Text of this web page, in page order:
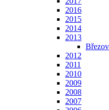
2016
2015
2014
2013
2012
2011
2010
2009
2008
2007